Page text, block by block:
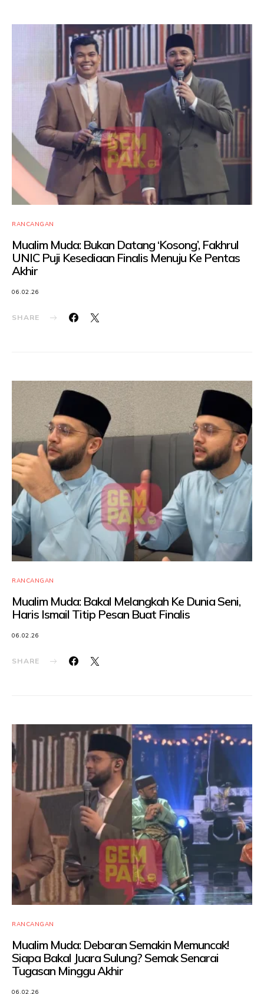
RANCANGAN
Mualim Muda: Bukan Datang ‘Kosong’, Fakhrul
UNIC Puji Kesediaan Finalis Menuju Ke Pentas
Akhir
06.02.26
SHARE
RANCANGAN
Mualim Muda: Bakal Melangkah Ke Dunia Seni,
Haris Ismail Titip Pesan Buat Finalis
06.02.26
SHARE
RANCANGAN
Mualim Muda: Debaran Semakin Memuncak!
Siapa Bakal Juara Sulung? Semak Senarai
Tugasan Minggu Akhir
06.02.26